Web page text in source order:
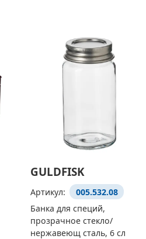
GULDFISK
Артикул:
005.532.08
Банка для специй,
прозрачное стекло/
нержавеющ сталь, 6 сл